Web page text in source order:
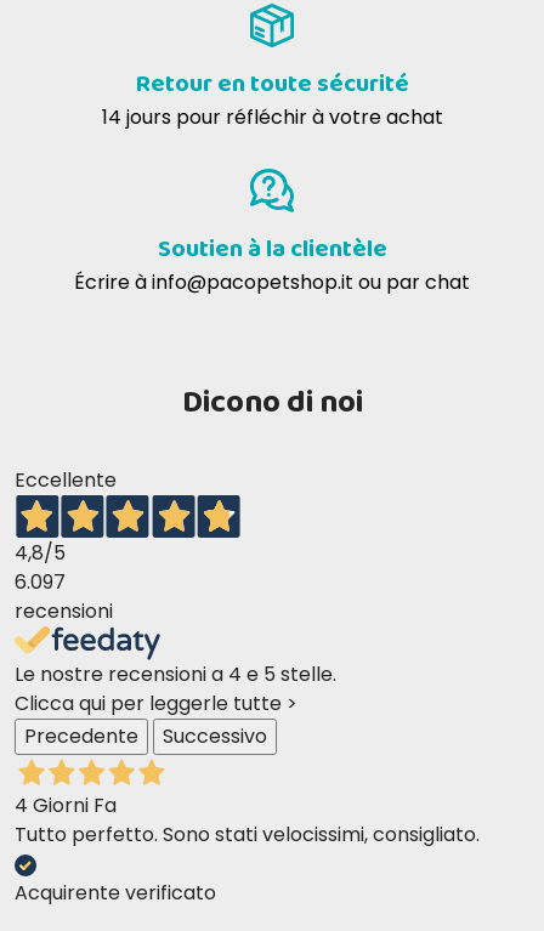
Retour en toute sécurité
14 jours pour réfléchir à votre achat
Soutien à la clientèle
Écrire àinfo@pacopetshop.it ou par chat
Dicono di noi
Eccellente
4,8/5
6.097
recensioni
Le nostre recensioni a 4 e 5 stelle.
Clicca qui per leggerle tutte >
Precedente
Successivo
4 Giorni Fa
Tutto perfetto. Sono stati velocissimi, consigliato.
Acquirente verificato